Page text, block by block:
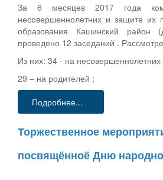
За 6 месяцев 2017 года
несовершеннолетних и защите их
образования Кашинский район
проведено 12 заседаний .
Из них: 34 - на несовершеннолетних
29 – на родителей ;
Подробнее...
Торжественное
посвящённоё Дню